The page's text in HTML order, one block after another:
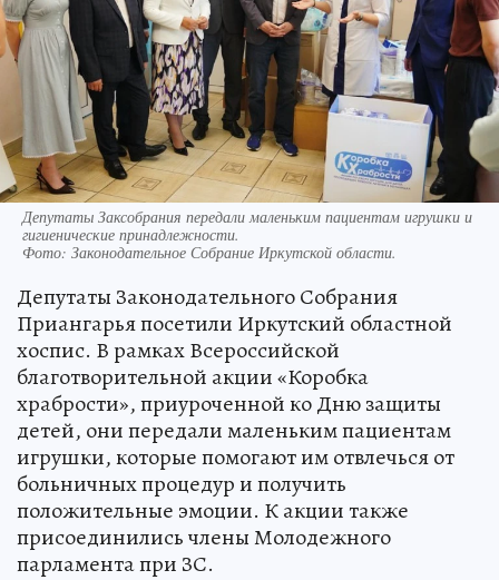
Депутаты Заксобрания передали маленьким пациентам игрушки и
гигиенические принадлежности.
Фото: Законодательное Собрание Иркутской области.
Депутаты Законодательного Собрания
Приангарья посетили Иркутский областной
хоспис. В рамках Всероссийской
благотворительной акции «Коробка
храбрости», приуроченной ко Дню защиты
детей, они передали маленьким пациентам
игрушки, которые помогают им отвлечься от
больничных процедур и получить
положительные эмоции. К акции также
присоединились члены Молодежного
парламента при ЗС.